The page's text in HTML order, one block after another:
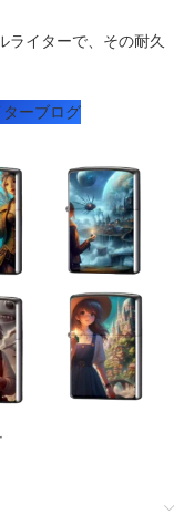
イターで、その耐久
ーブログ